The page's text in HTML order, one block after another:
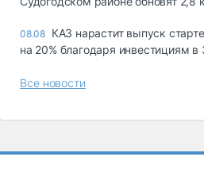
08.08 КАЗ нарастит выпуск
на 20% благодаря инвестициям
Все новости